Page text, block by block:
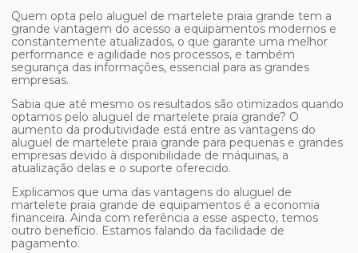
Quem opta pelo aluguel de martelete praia grande tem a
grande vantagem do acesso a equipamentos modernos e
constantemente atualizados, o que garante uma melhor
performance e agilidade nos processos, e também
segurança das informações, essencial para as grandes
empresas.
Sabia que até mesmo os resultados são otimizados quando
optamos pelo aluguel de martelete praia grande? O
aumento da produtividade está entre as vantagens do
aluguel de martelete praia grande para pequenas e grandes
empresas devido à disponibilidade de máquinas, a
atualização delas e o suporte oferecido.
Explicamos que uma das vantagens do aluguel de
martelete praia grande de equipamentos é a economia
financeira. Ainda com referência a esse aspecto, temos
outro benefício. Estamos falando da facilidade de
pagamento.